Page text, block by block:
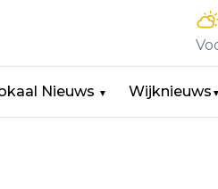
Nieuws ▼ Wijknieuws ▼